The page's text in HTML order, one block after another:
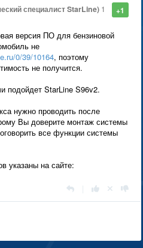
+1
специалист StarLine) 1
версия ПО для бензиновой
не
0/39/10164, поэтому
не получится.
подойдет StarLine S96v2.
нужно проводить после
Вы доверите монтаж системы
все функции системы
указаны на сайте: